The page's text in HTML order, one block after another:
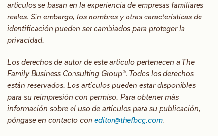
artículos se basan en la experiencia de empresas familiares
reales. Sin embargo, los nombres y otras características de
identificación pueden ser cambiados para proteger la
privacidad.
Los derechos de autor de este artículo pertenecen a The
Family Business Consulting Group®. Todos los derechos
están reservados. Los artículos pueden estar disponibles
para su reimpresión con permiso. Para obtener más
información sobre el uso de artículos para su publicación,
póngase en contacto con editor@thefbcg.com.